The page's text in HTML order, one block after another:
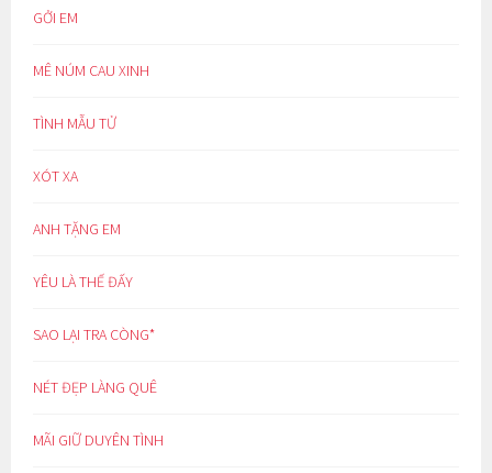
GỞI EM
MÊ NÚM CAU XINH
TÌNH MẪU TỬ
XÓT XA
ANH TẶNG EM
YÊU LÀ THẾ ĐẤY
SAO LẠI TRA CÒNG*
NÉT ĐẸP LÀNG QUÊ
MÃI GIỮ DUYÊN TÌNH